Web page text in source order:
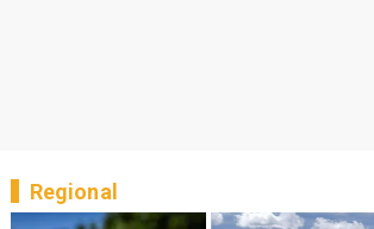
Regional